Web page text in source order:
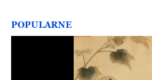
POPULARNE